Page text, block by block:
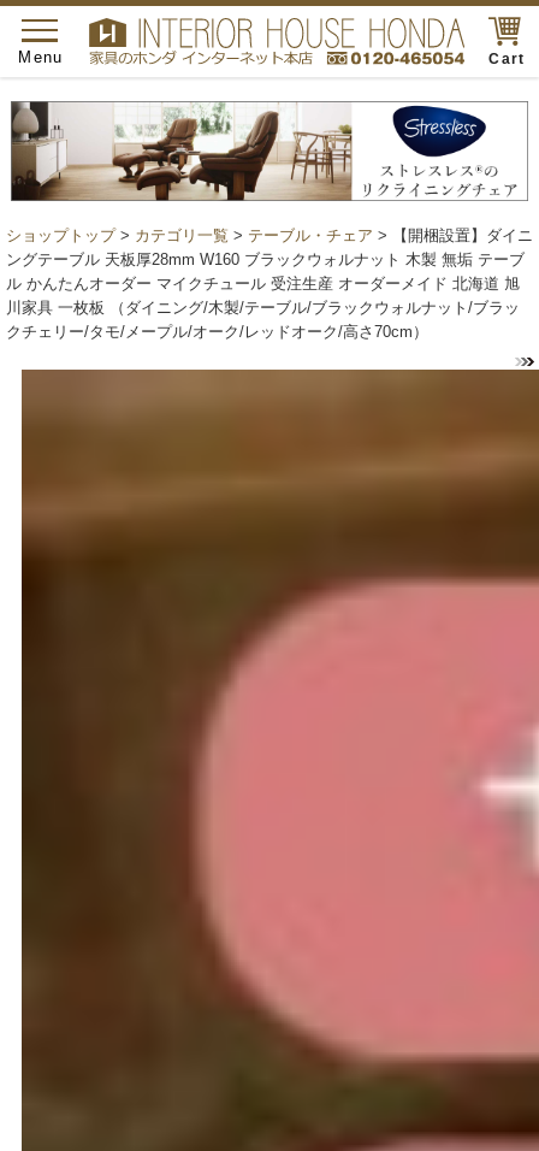
Cart
toggle
navigation
Menu
ショップトップ> カテゴリ一覧 > テーブル・チェア > 【開梱設置】ダイニ
ングテーブル 天板厚28mm W160 ブラックウォルナット 木製 無垢 テーブ
ル かんたんオーダー マイクチュール 受注生産 オーダーメイド 北海道 旭
川家具 一枚板 （ダイニング/木製/テーブル/ブラックウォルナット/ブラッ
クチェリー/タモ/メープル/オーク/レッドオーク/高さ70cm）